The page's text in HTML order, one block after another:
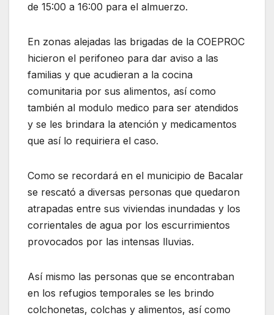
de 15:00 a 16:00 para el almuerzo.
En zonas alejadas las brigadas de la COEPROC
hicieron el perifoneo para dar aviso a las
familias y que acudieran a la cocina
comunitaria por sus alimentos, así como
también al modulo medico para ser atendidos
y se les brindara la atención y medicamentos
que así lo requiriera el caso.
Como se recordará en el municipio de Bacalar
se rescató a diversas personas que quedaron
atrapadas entre sus viviendas inundadas y los
corrientales de agua por los escurrimientos
provocados por las intensas lluvias.
Así mismo las personas que se encontraban
en los refugios temporales se les brindo
colchonetas, colchas y alimentos, así como